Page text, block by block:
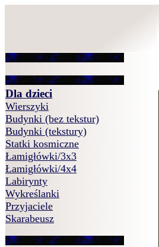
Dla dzieci
Wierszyki
Budynki (bez tekstur)
Budynki (tekstury)
Statki kosmiczne
Łamigłówki/3x3
Łamigłówki/4x4
Labirynty
Wykreślanki
Przyjaciele
Skarabeusz